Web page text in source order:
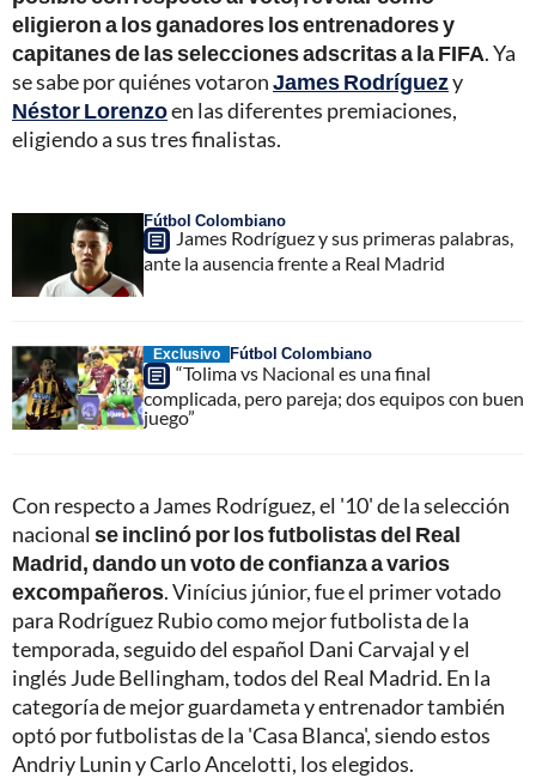
eligieron a los ganadores los entrenadores y
capitanes de las selecciones adscritas a la FIFA. Ya
se sabe por quiénes votaronJames Rodríguezy
Néstor Lorenzoen las diferentes premiaciones,
eligiendo a sus tres finalistas.
Fútbol Colombiano
James Rodríguez y sus primeras palabras,
ante la ausencia frente a Real Madrid
Exclusivo Fútbol Colombiano
“Tolima vs Nacional es una final
complicada, pero pareja; dos equipos con buen
juego”
Con respecto a James Rodríguez, el '10' de la selección
nacional se inclinó por los futbolistas del Real
Madrid, dando un voto de confianza a varios
excompañeros. Vinícius júnior, fue el primer votado
para Rodríguez Rubio como mejor futbolista de la
temporada, seguido del español Dani Carvajal y el
inglés Jude Bellingham, todos del Real Madrid. En la
categoría de mejor guardameta y entrenador también
optó por futbolistas de la 'Casa Blanca', siendo estos
Andriy Lunin y Carlo Ancelotti, los elegidos.